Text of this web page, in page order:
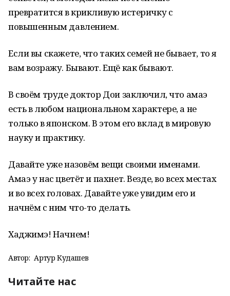
превратится в крикливую истеричку с
повышенным давлением.
Если вы скажете, что таких семей не бывает, то я
вам возражу. Бывают. Ещё как бывают.
В своём труде доктор Дои заключил, что амаэ
есть в любом национальном характере, а не
только в японском. В этом его вклад в мировую
науку и практику.
Давайте уже назовём вещи своими именами.
Амаэ у нас цветёт и пахнет. Везде, во всех местах
и во всех головах. Давайте уже увидим его и
начнём с ним что-то делать.
Хaджимэ! Начнем!
Автор: Артур Кудашев
Читайте нас